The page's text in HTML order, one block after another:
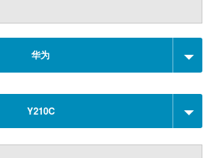
华为
Y210C